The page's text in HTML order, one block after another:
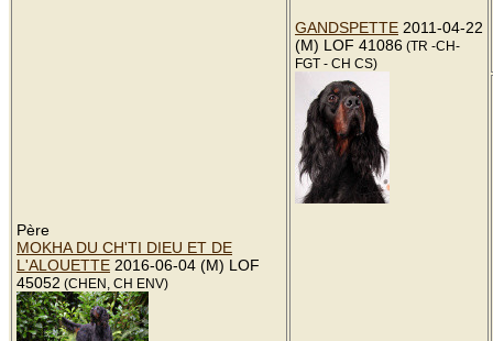
Père
MOKHA DU CH'TI DIEU ET DE
L'ALOUETTE 2016-06-04 (M) LOF
45052 (CHEN, CH ENV)
GANDSPETTE 2011-04-22
(M) LOF 41086 (TR -CH-
FGT - CH CS)